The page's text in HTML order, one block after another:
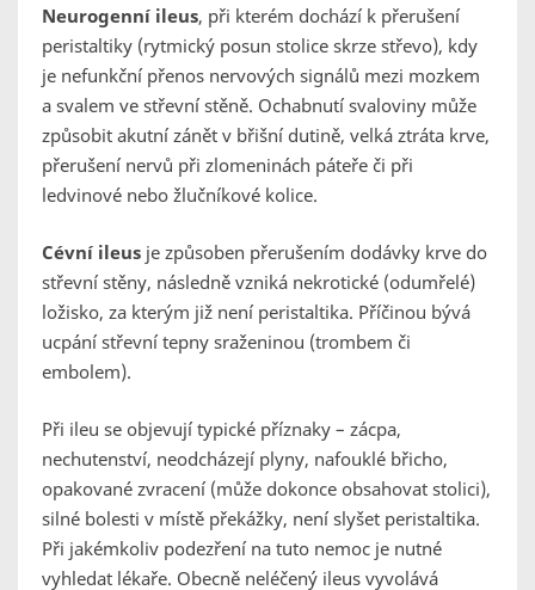
Neurogenní ileus, při kterém dochází k přerušení
peristaltiky (rytmický posun stolice skrze střevo), kdy
je nefunkční přenos nervových signálů mezi mozkem
a svalem ve střevní stěně. Ochabnutí svaloviny může
způsobit akutní zánět v břišní dutině, velká ztráta krve,
přerušení nervů při zlomeninách páteře či při
ledvinové nebo žlučníkové kolice.
Cévní ileus je způsoben přerušením dodávky krve do
střevní stěny, následně vzniká nekrotické (odumřelé)
ložisko, za kterým již není peristaltika. Příčinou bývá
ucpání střevní tepny sraženinou (trombem či
embolem).
Při ileu se objevují typické příznaky – zácpa,
nechutenství, neodcházejí plyny, nafouklé břicho,
opakované zvracení (může dokonce obsahovat stolici),
silné bolesti v místě překážky, není slyšet peristaltika.
Při jakémkoliv podezření na tuto nemoc je nutné
vyhledat lékaře. Obecně neléčený ileus vyvolává